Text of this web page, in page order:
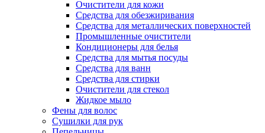
Очистители для кожи
Средства для обезжиривания
Средства для металлических поверхностей
Промышленные очистители
Кондиционеры для белья
Средства для мытья посуды
Средства для ванн
Средства для стирки
Очистители для стекол
Жидкое мыло
Фены для волос
Сушилки для рук